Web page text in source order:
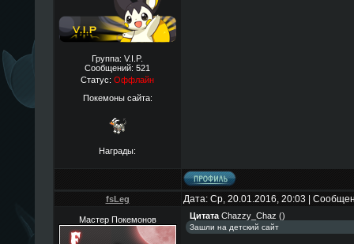
Группа: V.I.P.
Сообщений: 521
Статус: Оффлайн
Покемоны сайта:
Награды:
fsLeg Дата: Ср, 20.01.2016, 20:03 |
Мастер Покемонов Цитата Chazzy_Chaz ()
Зашли на детский сайт